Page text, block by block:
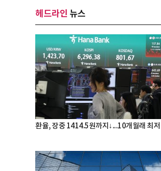
헤드라인 뉴스
환율, 장중 1414.5원까지↓...10개월래 최저